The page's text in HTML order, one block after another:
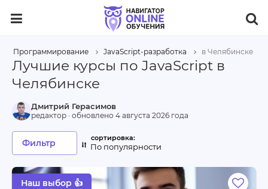
Программирование JavaScript-разработка в Челябинске
Лучшие курсы по JavaScript в
Челябинске
Наш выбор 👍
Дмитрий Герасимов
редактор · обновлено 4 августа 2026 года
Фильтр По популярности